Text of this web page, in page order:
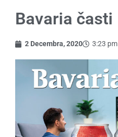
Bavaria časti
2 Decembra, 2020 3:23 pm